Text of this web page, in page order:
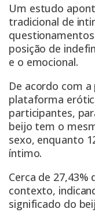
Um estudo
tradicional de
posição de
e o emocional.
De acordo com a
plataforma
participantes,
beijo tem o
sexo, enquanto
íntimo.
Cerca de
contexto,
significado do